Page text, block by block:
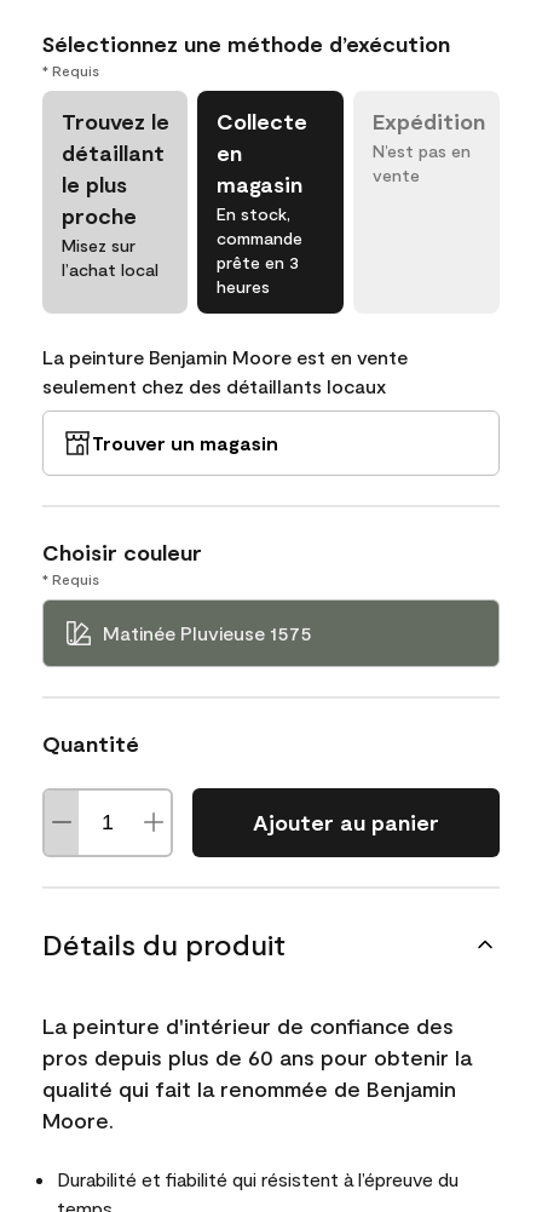
Sélectionnez une méthode d’exécution
* Requis
Trouvez le
détaillant
le plus
proche
Misez sur
l’achat local
Collecte
en
magasin
En stock,
commande
prête en 3
heures
Expédition
N’est pas en
vente
La peinture Benjamin Moore est en vente
seulement chez des détaillants locaux
Trouver un magasin
Choisir couleur
* Requis
Matinée Pluvieuse 1575
Quantité
Ajouter au panier
Détails du produit
La peinture d'intérieur de confiance des
pros depuis plus de 60 ans pour obtenir la
qualité qui fait la renommée de Benjamin
Moore.
Durabilité et fiabilité qui résistent à l’épreuve du
temps